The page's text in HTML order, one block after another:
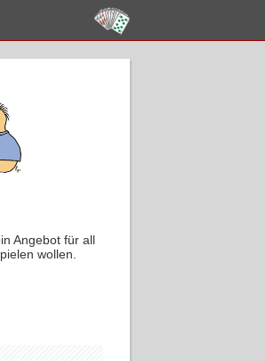
Angebot für all
wollen.